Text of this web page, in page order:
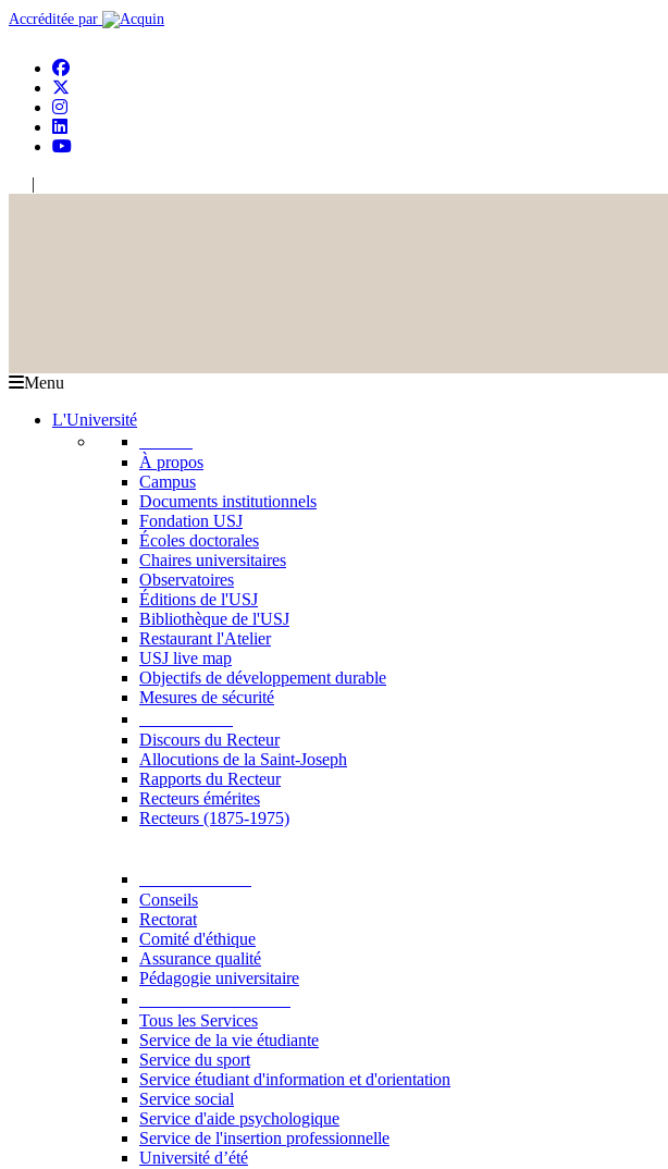
Accréditée par
|
Menu
L'Université
À propos
Campus
Documents institutionnels
Fondation USJ
Écoles doctorales
Chaires universitaires
Observatoires
Éditions de l'USJ
Bibliothèque de l'USJ
Restaurant l'Atelier
USJ live map
Objectifs de développement durable
Mesures de sécurité
Discours du Recteur
Allocutions de la Saint-Joseph
Rapports du Recteur
Recteurs émérites
Recteurs (1875-1975)
Conseils
Rectorat
Comité d'éthique
Assurance qualité
Pédagogie universitaire
Tous les Services
Service de la vie étudiante
Service du sport
Service étudiant d'information et d'orientation
Service social
Service d'aide psychologique
Service de l'insertion professionnelle
Université d’été